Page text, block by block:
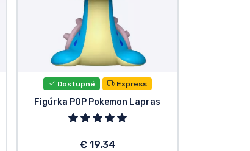
Dostupné Express
Figúrka POP Pokemon Lapras
€ 19.34